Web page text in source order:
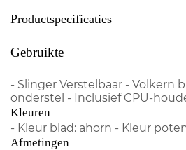
Productspecificaties
Gebruikte
- Slinger Verstelbaar - Volkern
onderstel - Inclusief CPU-
Kleuren
- Kleur blad: ahorn - Kleur
Afmetingen